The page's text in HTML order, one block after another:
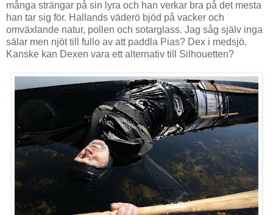
många strängar på sin lyra och han verkar bra på det mesta
han tar sig för. Hallands väderö bjöd på vacker och
omväxlande natur, pollen och sotarglass. Jag såg själv inga
sälar men njöt till fullo av att paddla Pias? Dex i medsjö.
Kanske kan Dexen vara ett alternativ till Silhouetten?